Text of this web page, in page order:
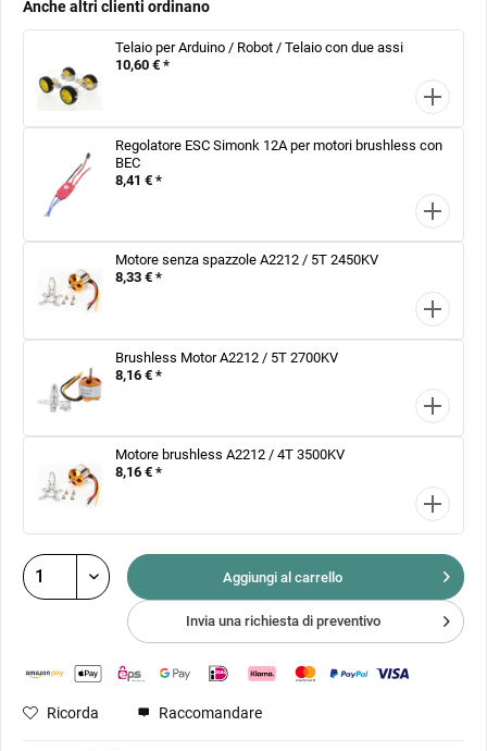
Anche altri clienti ordinano
Telaio per Arduino / Robot / Telaio con due assi
10,60 € *
Regolatore ESC Simonk 12A per motori brushless con
BEC
8,41 € *
Motore senza spazzole A2212 / 5T 2450KV
8,33 € *
Brushless Motor A2212 / 5T 2700KV
8,16 € *
Motore brushless A2212 / 4T 3500KV
8,16 € *
Aggiungi al carrello
Invia una richiesta di preventivo
Ricorda Raccomandare